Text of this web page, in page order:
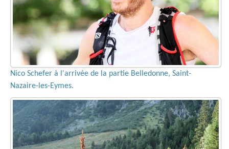
Nico Schefer à l'arrivée de la partie Belledonne, Saint-
Nazaire-les-Eymes.